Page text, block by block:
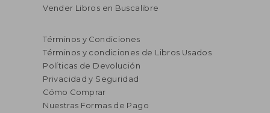
Vender Libros en Buscalibre
Términos y Condiciones
Términos y condiciones de Libros Usados
Políticas de Devolución
Privacidad y Seguridad
Cómo Comprar
Nuestras Formas de Pago